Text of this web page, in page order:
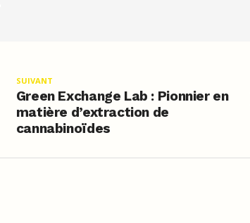
SUIVANT
Green Exchange Lab : Pionnier en
matière d’extraction de
cannabinoïdes